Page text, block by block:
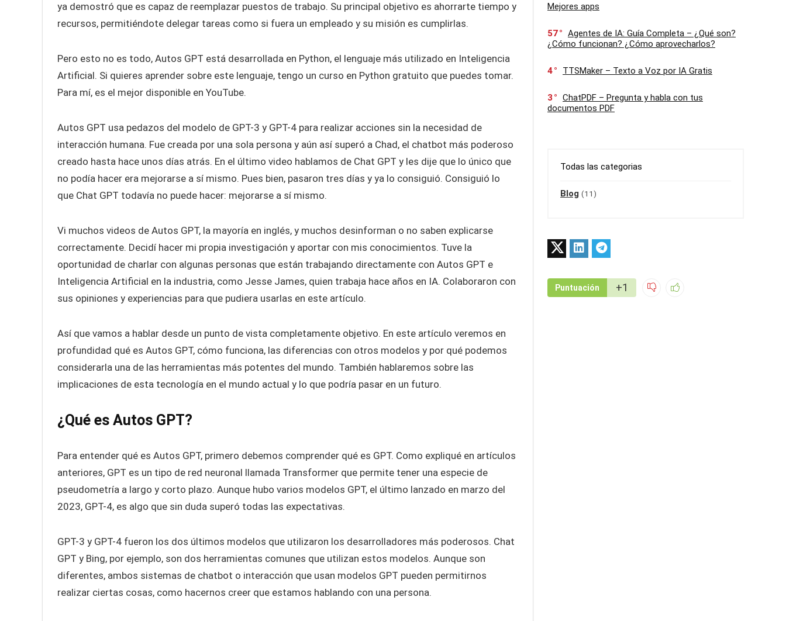
ya demostró que es capaz de reemplazar puestos de trabajo. Su principal objetivo es ahorrarte tiempo y
recursos, permitiéndote delegar tareas como si fuera un empleado y su misión es cumplirlas.
Pero esto no es todo, Autos GPT está desarrollada en Python, el lenguaje más utilizado en Inteligencia
Artificial. Si quieres aprender sobre este lenguaje, tengo un curso en Python gratuito que puedes tomar.
Para mí, es el mejor disponible en YouTube.
Autos GPT usa pedazos del modelo de GPT-3 y GPT-4 para realizar acciones sin la necesidad de
interacción humana. Fue creada por una sola persona y aún así superó a Chad, el chatbot más poderoso
creado hasta hace unos días atrás. En el último video hablamos de Chat GPT y les dije que lo único que
no podía hacer era mejorarse a sí mismo. Pues bien, pasaron tres días y ya lo consiguió. Consiguió lo
que Chat GPT todavía no puede hacer: mejorarse a sí mismo.
Vi muchos videos de Autos GPT, la mayoría en inglés, y muchos desinforman o no saben explicarse
correctamente. Decidí hacer mi propia investigación y aportar con mis conocimientos. Tuve la
oportunidad de charlar con algunas personas que están trabajando directamente con Autos GPT e
Inteligencia Artificial en la industria, como Jesse James, quien trabaja hace años en IA. Colaboraron con
sus opiniones y experiencias para que pudiera usarlas en este artículo.
Así que vamos a hablar desde un punto de vista completamente objetivo. En este artículo veremos en
profundidad qué es Autos GPT, cómo funciona, las diferencias con otros modelos y por qué podemos
considerarla una de las herramientas más potentes del mundo. También hablaremos sobre las
implicaciones de esta tecnología en el mundo actual y lo que podría pasar en un futuro.
¿Qué es Autos GPT?
Para entender qué es Autos GPT, primero debemos comprender qué es GPT. Como expliqué en artículos
anteriores, GPT es un tipo de red neuronal llamada Transformer que permite tener una especie de
pseudometría a largo y corto plazo. Aunque hubo varios modelos GPT, el último lanzado en marzo del
2023, GPT-4, es algo que sin duda superó todas las expectativas.
GPT-3 y GPT-4 fueron los dos últimos modelos que utilizaron los desarrolladores más poderosos. Chat
GPT y Bing, por ejemplo, son dos herramientas comunes que utilizan estos modelos. Aunque son
diferentes, ambos sistemas de chatbot o interacción que usan modelos GPT pueden permitirnos
realizar ciertas cosas, como hacernos creer que estamos hablando con una persona.
Mejores apps
57
Agentes de IA: Guía Completa – ¿Qué son?
¿Cómo funcionan? ¿Cómo aprovecharlos?
4 TTSMaker – Texto a Voz por IA Gratis
3
ChatPDF – Pregunta y habla con tus
documentos PDF
Todas las categorias
Blog (11)
Puntuación +1